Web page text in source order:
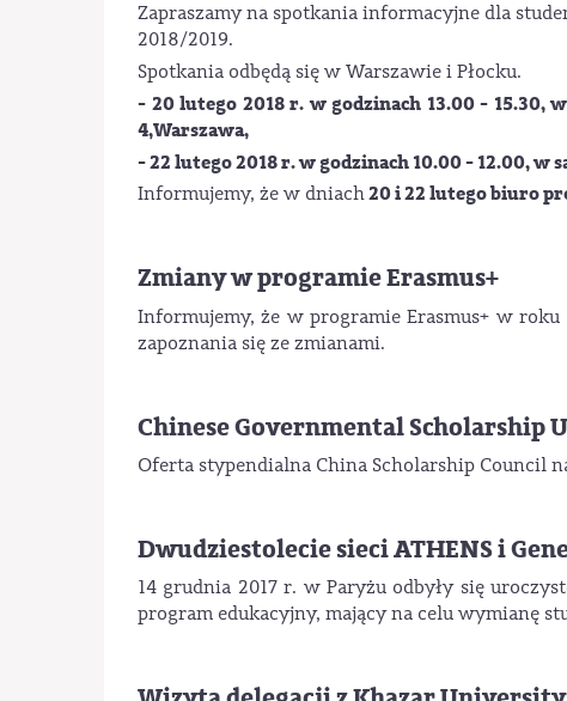
Zapraszamy na spotkania informacyjne dla
2018/2019.
Spotkania odbędą się w Warszawie i Płocku.
- 20 lutego 2018 r. w godzinach 13.00 - 15.30,
4,Warszawa,
- 22 lutego 2018 r. w godzinach 10.00 - 12.00, w
Informujemy, że w dniach20 i 22 lutego biuro
Zmiany w programie Erasmus+
Informujemy, że w programie Erasmus+ w
zapoznania się ze zmianami.
Chinese Governmental Scholarship
Oferta stypendialna China Scholarship Council
Dwudziestolecie sieci ATHENS i
14 grudnia 2017 r. w Paryżu odbyły się
program edukacyjny, mający na celu wymianę